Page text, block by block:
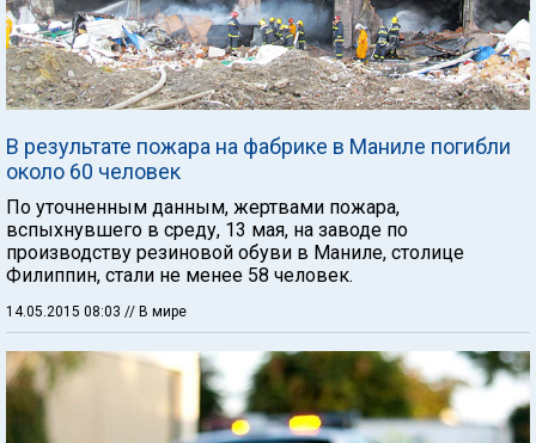
В результате пожара на фабрике в Маниле погибли
около 60 человек
По уточненным данным, жертвами пожара,
вспыхнувшего в среду, 13 мая, на заводе по
производству резиновой обуви в Маниле, столице
Филиппин, стали не менее 58 человек.
14.05.2015 08:03 // В мире